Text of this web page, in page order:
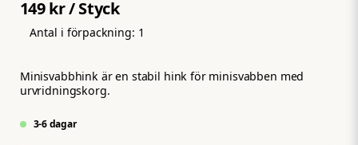
149 kr/ Styck
Antal i förpackning: 1
Minisvabbhink är en stabil hink för minisvabben med
urvridningskorg.
3-6 dagar